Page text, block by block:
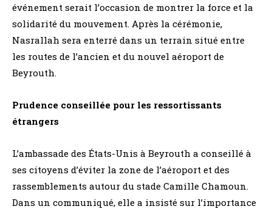
événement serait l’occasion de montrer la force et la
solidarité du mouvement. Après la cérémonie,
Nasrallah sera enterré dans un terrain situé entre
les routes de l’ancien et du nouvel aéroport de
Beyrouth.
Prudence conseillée pour les ressortissants
étrangers
L’ambassade des États-Unis à Beyrouth a conseillé à
ses citoyens d’éviter la zone de l’aéroport et des
rassemblements autour du stade Camille Chamoun.
Dans un communiqué, elle a insisté sur l’importance